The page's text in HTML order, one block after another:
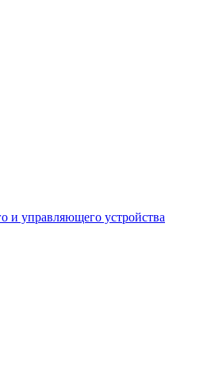
и управляющего устройства